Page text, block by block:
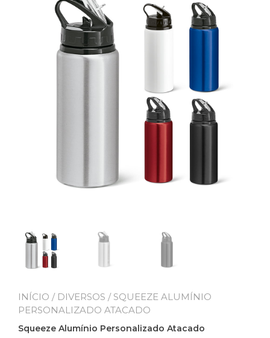
INÍCIO / DIVERSOS / SQUEEZE ALUMÍNIO
PERSONALIZADO ATACADO
Squeeze Alumínio Personalizado Atacado